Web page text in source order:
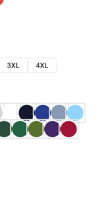
3XL
4XL